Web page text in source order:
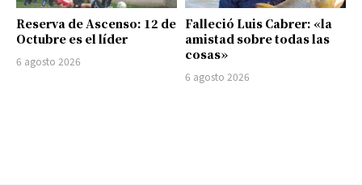
Reserva de Ascenso: 12 de
Octubre es el líder
6 agosto 2026
Falleció Luis Cabrer: «la
amistad sobre todas las
cosas»
6 agosto 2026